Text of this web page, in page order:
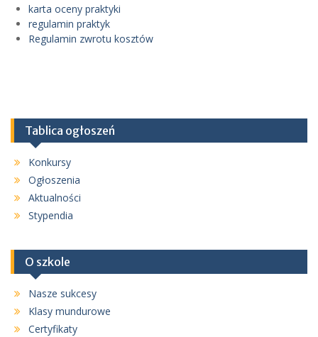
karta oceny praktyki
regulamin praktyk
Regulamin zwrotu kosztów
Tablica ogłoszeń
Konkursy
Ogłoszenia
Aktualności
Stypendia
O szkole
Nasze sukcesy
Klasy mundurowe
Certyfikaty